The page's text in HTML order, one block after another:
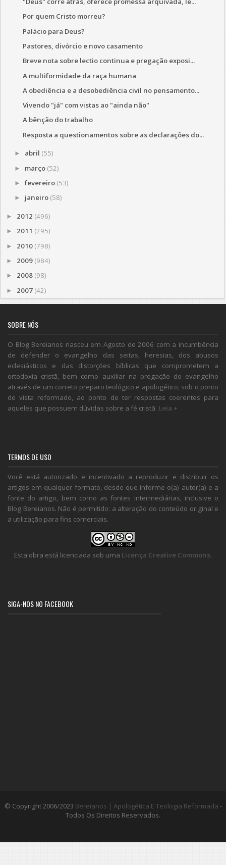
Por quem Cristo morreu?
Palácio para Deus?
Pastores, divórcio e novo casamento
Breve nota sobre lectio continua e pregação exposi...
A multiformidade da raça humana
A obediência e a desobediência civil no pensamento...
Vivendo "já" com vistas ao "ainda não"
A bênção do trabalho
Resposta a questionamentos sobre as declarações do...
► abril (55)
► março (52)
► fevereiro (53)
► janeiro (58)
► 2012 (496)
► 2011 (295)
► 2010 (798)
► 2009 (984)
► 2008 (98)
► 2007 (42)
SOBRE NÓS
O Blog Bereianos nasceu em Agosto de 2006 com a incumbência
de defender o evangelho das seitas, heresias, dos abusos
eclesiásticos e das distorções bíblicas que comprometem a
ortodoxia cristã, bem como auxiliar na pregação do evangelho
através de um correto preparo teológico e apologético, sob o ponto
de vista reformado, ao ponto de ter respostas coerentes para
aqueles que possuem dúvidas sobre a fé cristã. Leia +
TERMOS DE USO
Você está autorizado e incentivado a reproduzir e distribuir os
artigos em qualquer formato, desde que informe o(a) autor(a) e a
fonte do artigo, bem como as fontes intermediárias, inclusive o
Blog Bereianos. Não é permitido: a alteração do conteúdo original e
a utilização para fins comerciais.
Esta obra está licenciada sob uma Licença Creative Commons.
SIGA-NOS NO FACEBOOK
© Copyright 2006/2023 Bereianos | Apologética E Teologia Reformada -
Todos Os Direitos Reservados.